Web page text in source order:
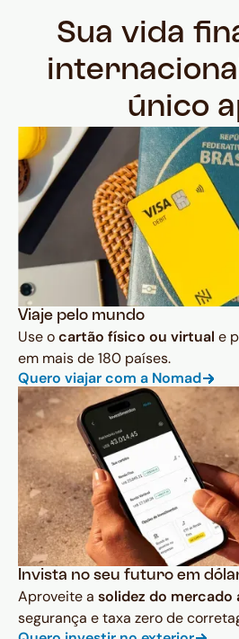
Sua vida
único
Viaje pelo mundo
Use ocartão físico ou virtual e
em mais de 180 países.
Quero viajar com a Nomad
Invista no seu futuro em
Aproveite a solidez do mercado
segurança e taxa zero de